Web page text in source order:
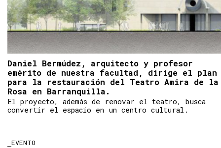
Daniel Bermúdez, arquitecto y profesor
emérito de nuestra facultad, dirige el plan
para la restauración del Teatro Amira de la
Rosa en Barranquilla.
El proyecto, además de renovar el teatro, busca
convertir el espacio en un centro cultural.
EVENTO